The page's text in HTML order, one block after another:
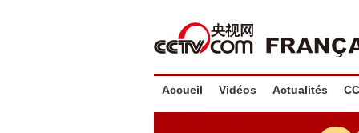
Accueil Vidéos Actualités